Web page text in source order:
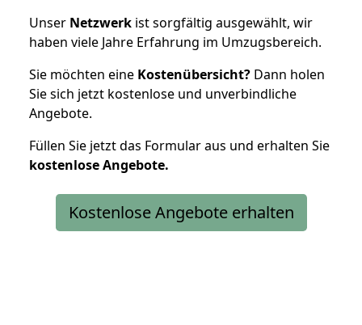
Unser Netzwerk ist sorgfältig ausgewählt, wir
haben viele Jahre Erfahrung im Umzugsbereich.
Sie möchten eine Kostenübersicht? Dann holen
Sie sich jetzt kostenlose und unverbindliche
Angebote.
Füllen Sie jetzt das Formular aus und erhalten Sie
kostenloseAngebote.
Kostenlose Angebote erhalten